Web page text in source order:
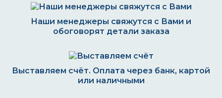
Наши менеджеры свяжутся с Вами и
обоговорят детали заказа
Выставляем счёт. Оплата через банк, картой
или наличными